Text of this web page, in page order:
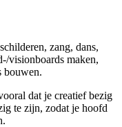
zang, dans,
visionboards maken,
bouwen.
dat je creatief bezig
te zijn, zodat je hoofd